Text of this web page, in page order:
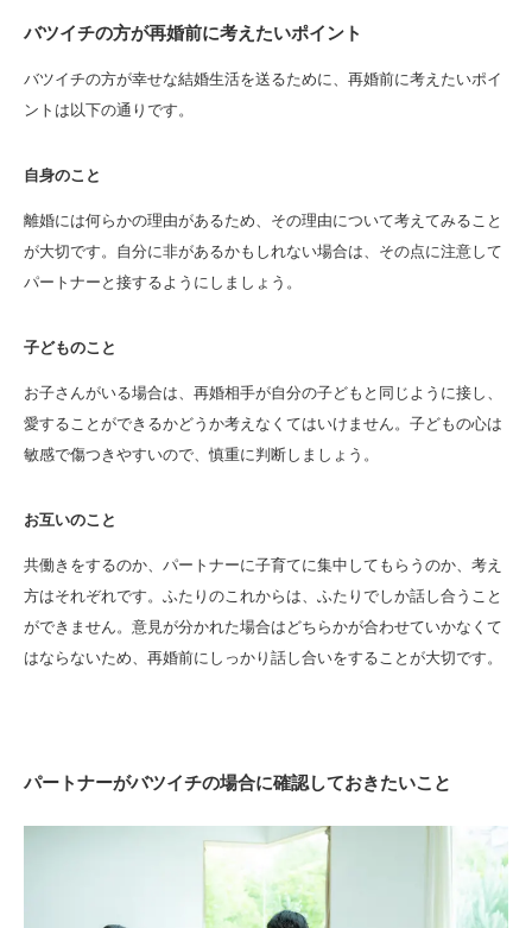
バツイチの方が再婚前に考えたいポイント
バツイチの方が幸せな結婚生活を送るために、再婚前に考えたいポイ
ントは以下の通りです。
自身のこと
離婚には何らかの理由があるため、その理由について考えてみること
が大切です。自分に非があるかもしれない場合は、その点に注意して
パートナーと接するようにしましょう。
子どものこと
お子さんがいる場合は、再婚相手が自分の子どもと同じように接し、
愛することができるかどうか考えなくてはいけません。子どもの心は
敏感で傷つきやすいので、慎重に判断しましょう。
お互いのこと
共働きをするのか、パートナーに子育てに集中してもらうのか、考え
方はそれぞれです。ふたりのこれからは、ふたりでしか話し合うこと
ができません。意見が分かれた場合はどちらかが合わせていかなくて
はならないため、再婚前にしっかり話し合いをすることが大切です。
パートナーがバツイチの場合に確認しておきたいこと